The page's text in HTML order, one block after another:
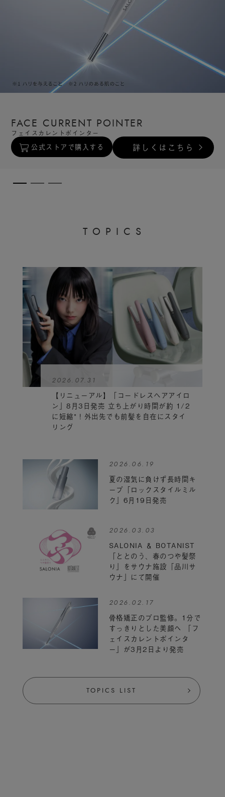
CORDLESS HAIR STRAIGHTENER
コードレス ストレートヘアアイロン
公式ストアで購入する 詳しくはこちら
FACE CURRENT POINTER
フェイスカレントポインター
公式ストアで購入する 詳しくはこちら
SMOOTH SHINE MULTI CARE DRYER
スムースシャインマルチケアドライヤー
公式ストアで購入する 詳しくはこちら
T O P I C S
2026.07.31
【リニューアル】「コードレスヘアアイロ
ン」8月3日発売 立ち上がり時間が約 1/2
に短縮*！外出先でも前髪を自在にスタイ
リング
2026.06.19
夏の湿気に負けず長時間キ
ープ「ロックスタイルミル
ク」6月19日発売
2026.03.03
SALONIA ＆ BOTANIST
「ととのう、春のつや髪祭
り」をサウナ施設「品川サ
ウナ」にて開催
2026.02.17
骨格矯正のプロ監修。1分で
すっきりとした美顔へ 「フ
ェイスカレントポインタ
ー」が3月2日より発売
TOPICS LIST